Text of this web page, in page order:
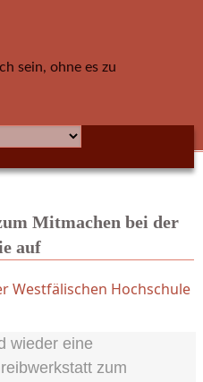
sein, ohne es zu
Mitmachen bei der
auf
Westfälischen Hochschule
wieder eine
zum